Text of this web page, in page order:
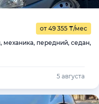
от 49 355 ₸/мес
механика, передний, седан,
5 августа